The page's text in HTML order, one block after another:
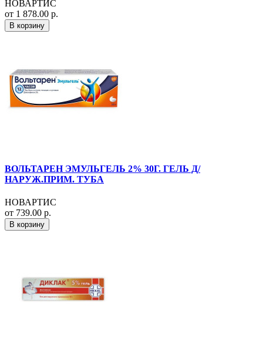
НОВАРТИС
от 1 878.00 р.
В корзину
ВОЛЬТАРЕН ЭМУЛЬГЕЛЬ 2% 30Г. ГЕЛЬ Д/
НАРУЖ.ПРИМ. ТУБА
НОВАРТИС
от 739.00 р.
В корзину